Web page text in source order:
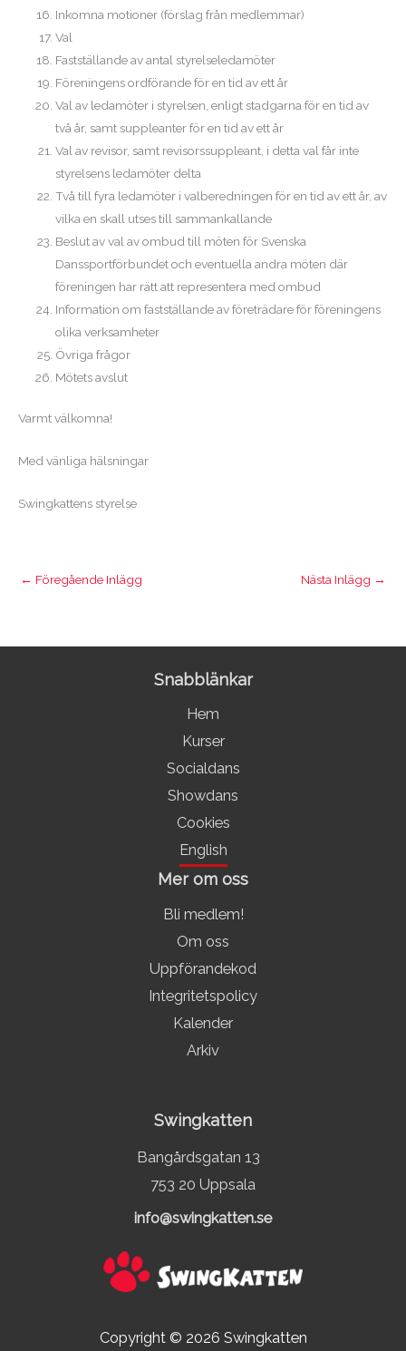
Inkomna motioner (förslag från medlemmar)
Val
Fastställande av antal styrelseledamöter
Föreningens ordförande för en tid av ett år
Val av ledamöter i styrelsen, enligt stadgarna för en tid av
två år, samt suppleanter för en tid av ett år
Val av revisor, samt revisorssuppleant, i detta val får inte
styrelsens ledamöter delta
Två till fyra ledamöter i valberedningen för en tid av ett år, av
vilka en skall utses till sammankallande
Beslut av val av ombud till möten för Svenska
Danssportförbundet och eventuella andra möten där
föreningen har rätt att representera med ombud
Information om fastställande av företrädare för föreningens
olika verksamheter
Övriga frågor
Mötets avslut
Varmt välkomna!
Med vänliga hälsningar
Swingkattens styrelse
← Föregående Inlägg Nästa Inlägg →
Snabblänkar
Hem
Kurser
Socialdans
Showdans
Cookies
English
Mer om oss
Bli medlem!
Om oss
Uppförandekod
Integritetspolicy
Kalender
Arkiv
Swingkatten
Bangårdsgatan 13
753 20 Uppsala
info@swingkatten.se
Copyright © 2026 Swingkatten